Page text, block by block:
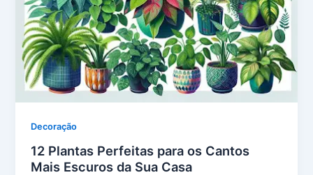
Decoração
12 Plantas Perfeitas para os Cantos
Mais Escuros da Sua Casa